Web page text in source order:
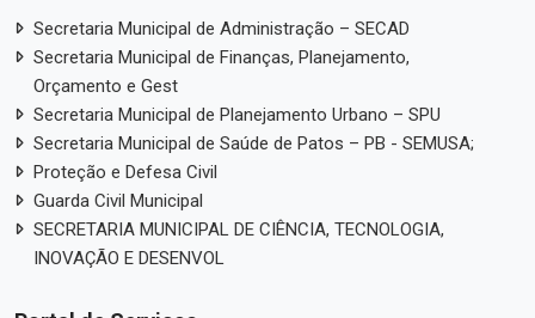
Secretaria Municipal de Administração – SECAD
Secretaria Municipal de Finanças, Planejamento,
Orçamento e Gest
Secretaria Municipal de Planejamento Urbano – SPU
Secretaria Municipal de Saúde de Patos – PB - SEMUSA;
Proteção e Defesa Civil
Guarda Civil Municipal
SECRETARIA MUNICIPAL DE CIÊNCIA, TECNOLOGIA,
INOVAÇÃO E DESENVOL